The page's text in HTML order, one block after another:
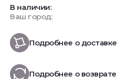
В наличии:
Ваш город:
Подробнее о доставке
Подробнее о возврате